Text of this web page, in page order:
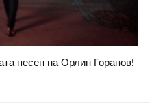
песен на Орлин Горанов!